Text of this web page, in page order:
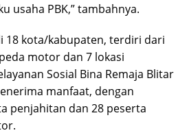
usaha PBK,” tambahnya.
18 kota/kabupaten, terdiri dari
motor dan 7 lokasi
Sosial Bina Remaja Blitar
manfaat, dengan
penjahitan dan 28 peserta